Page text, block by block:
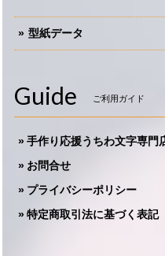
型紙データ
Guide ご利用ガイド
手作り応援うちわ文字専
お問合せ
プライバシーポリシー
特定商取引法に基づく表記